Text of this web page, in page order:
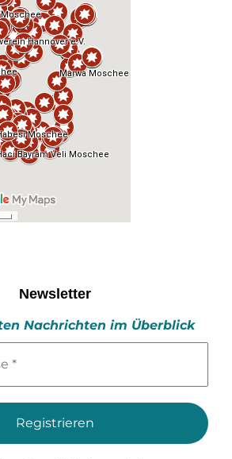
Newsletter
Nachrichten im Überblick